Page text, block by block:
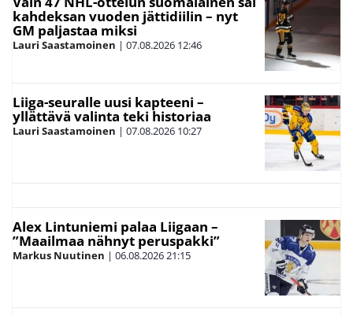
kahdeksan vuoden jättidiilin – nyt
GM paljastaa miksi
Lauri Saastamoinen | 07.08.2026 12:46
Liiga-seuralle uusi kapteeni –
yllättävä valinta teki historiaa
Lauri Saastamoinen | 07.08.2026 10:27
Alex Lintuniemi palaa Liigaan –
”Maailmaa nähnyt peruspakki”
Markus Nuutinen | 06.08.202621:15